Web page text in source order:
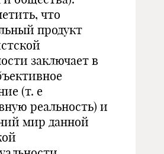
что
продукт
заключает в
(т. е
реальность) и
мир данной